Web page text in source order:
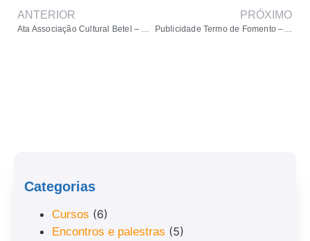
ANTERIOR
Ata Associação Cultural Betel – Mandato 2024 / 2027
PRÓXIMO
Publicidade Termo de Fomento – Associação Cultural Betel
Categorias
Cursos (6)
Encontros e palestras (5)